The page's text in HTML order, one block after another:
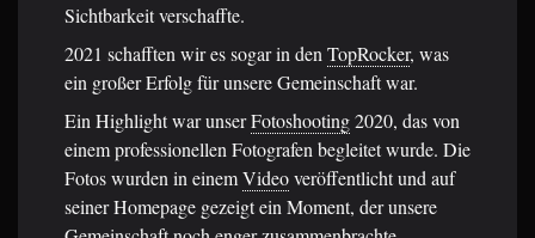
Sichtbarkeit verschaffte.
2021 schafften wir es sogar in den TopRocker, was
ein großer Erfolg für unsere Gemeinschaft war.
Ein Highlight war unserFotoshooting2020, das von
einem professionellen Fotografen begleitet wurde. Die
Fotos wurden in einemVideoveröffentlicht und auf
seiner Homepage gezeigt ein Moment, der unsere